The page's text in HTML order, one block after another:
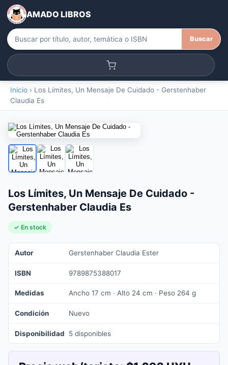
AMADO LIBROS
Buscar
Inicio › Los Límites, Un Mensaje De Cuidado - Gerstenhaber
Claudia Es
Los Límites, Un Mensaje De Cuidado -
Gerstenhaber Claudia Es
✓ En stock
Autor Gerstenhaber Claudia Ester
ISBN 9789875388017
Medidas Ancho 17 cm · Alto 24 cm · Peso 264 g
Condición Nuevo
Disponibilidad 5 disponibles